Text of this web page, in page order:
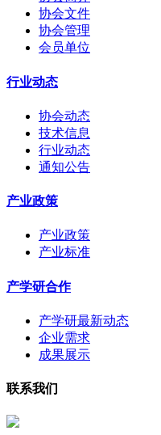
协会文件
协会管理
会员单位
行业动态
协会动态
技术信息
行业动态
通知公告
产业政策
产业政策
产业标准
产学研合作
产学研最新动态
企业需求
成果展示
联系我们